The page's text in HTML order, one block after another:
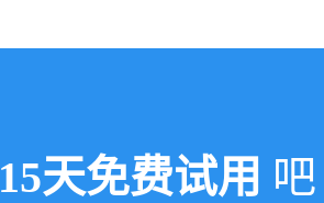
15天免费试用 吧